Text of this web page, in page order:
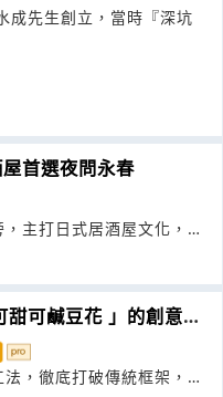
王水成先生創立，當時『深坑
首選夜問永春
主打日式居酒屋文化，適
可鹹豆花 」的創意革
，徹底打破傳統框架，打